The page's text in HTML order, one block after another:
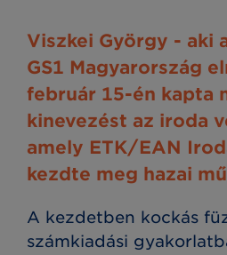
Viszkei György - aki
GS1 Magyarország
február 15-én kapta
kinevezést az iroda
amely ETK/EAN
kezdte meg hazai
A kezdetben kockás
számkiadási